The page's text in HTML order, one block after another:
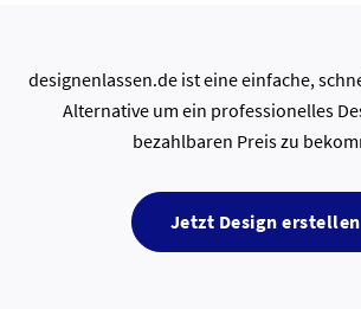
designenlassen.de ist eine einfache,
Alternative um ein professionelles
bezahlbaren Preis zu
Jetzt Design erstellen